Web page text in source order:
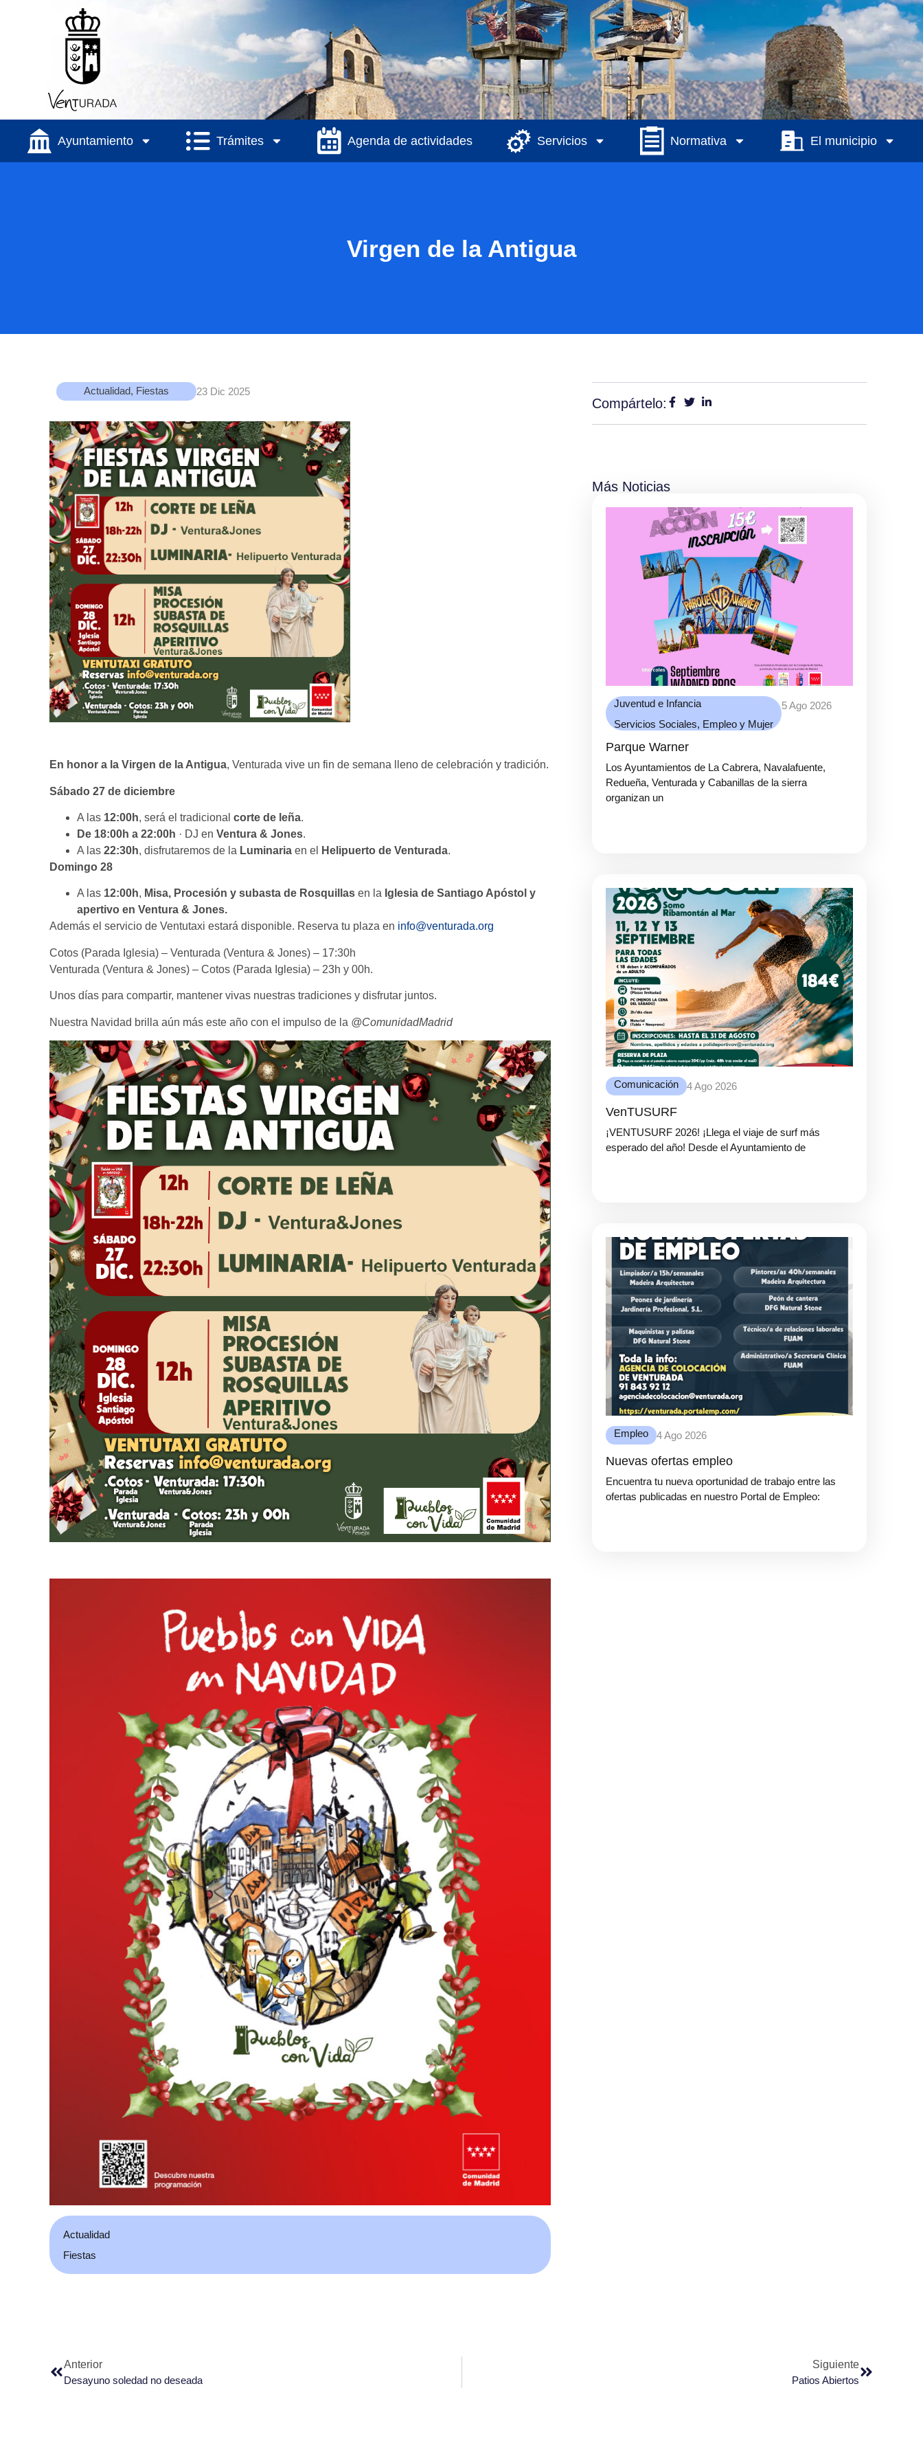
Ayuntamiento Trámites Agenda de actividades Servicios Normativa El municipio
Virgen de la Antigua
Actualidad, Fiestas 23 Dic 2025
En honor a la Virgen de la Antigua, Venturada vive un fin de semana lleno de celebración y tradición.
Sábado 27 de diciembre
A las 12:00h, será el tradicional corte de leña.
De 18:00h a 22:00h · DJ en Ventura & Jones.
A las 22:30h, disfrutaremos de la Luminaria en el Helipuerto de Venturada.
Domingo 28
A las 12:00h, Misa, Procesión y subasta de Rosquillas en la Iglesia de Santiago Apóstol y
apertivo en Ventura & Jones.
Además el servicio de Ventutaxi estará disponible. Reserva tu plaza en info@venturada.org
Cotos (Parada Iglesia) – Venturada (Ventura & Jones) – 17:30h
Venturada (Ventura & Jones) – Cotos (Parada Iglesia) – 23h y 00h.
Unos días para compartir, mantener vivas nuestras tradiciones y disfrutar juntos.
Nuestra Navidad brilla aún más este año con el impulso de la @ComunidadMadrid
Actualidad
Fiestas
Compártelo:
Más Noticias
Juventud e Infancia
Servicios Sociales, Empleo y Mujer
5 Ago 2026
Parque Warner
Los Ayuntamientos de La Cabrera, Navalafuente,
Redueña, Venturada y Cabanillas de la sierra
organizan un
Comunicación 4 Ago 2026
VenTUSURF
¡VENTUSURF 2026! ¡Llega el viaje de surf más
esperado del año! Desde el Ayuntamiento de
Empleo 4 Ago 2026
Nuevas ofertas empleo
Encuentra tu nueva oportunidad de trabajo entre las
ofertas publicadas en nuestro Portal de Empleo:
Anterior
Desayuno soledad no deseada
Siguiente
Patios Abiertos